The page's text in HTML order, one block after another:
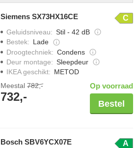
Siemens SX73HX16CE C
Geluidsniveau: Stil - 42 dB
Bestek: Lade
Droogtechniek: Condens
Deur montage: Sleepdeur
IKEA geschikt: METOD
Meestal 782,-
732,-
Op voorraad
Bestel
Bosch SBV6YCX07E A